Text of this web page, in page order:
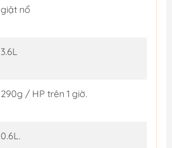
giật nổ
3.6L
290g / HP trên 1 giờ.
0.6L.